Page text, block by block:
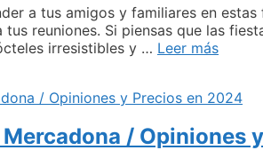
a tus amigos y familiares en
reuniones. Si piensas que las
irresistibles y … Leer más
licor
huevo
/ Opiniones